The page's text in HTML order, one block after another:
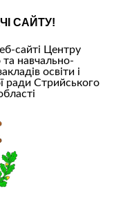
САЙТУ!
сайті Центру
навчально-
освіти і
ради Стрийського